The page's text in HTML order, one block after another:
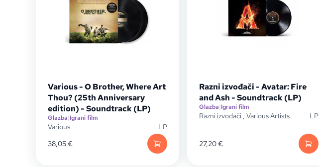
Various - O Brother, Where Art
Thou? (25th Anniversary
edition) - Soundtrack (LP)
Glazba|Igrani film
Various
LP
38,05€
Razni izvođači - Avatar: Fire
and Ash - Soundtrack (LP)
Glazba|Igrani film
Razni izvođači , Various Artists LP
27,20€